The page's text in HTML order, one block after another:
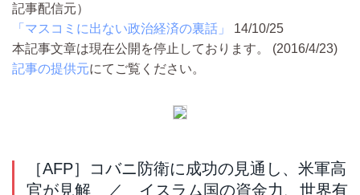
記事配信元）
「マスコミに出ない政治経済の裏話」
14/10/25
本記事文章は現在公開を停止しております。 (2016/4/23)
記事の提供元にてご覧ください。
［AFP］コバニ防衛に成功の見通し、米軍高
官が見解 ／ イスラム国の資金力、世界有